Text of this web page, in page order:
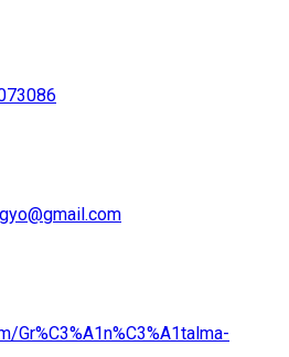
Gr%C3%A1n%C3%A1talma-